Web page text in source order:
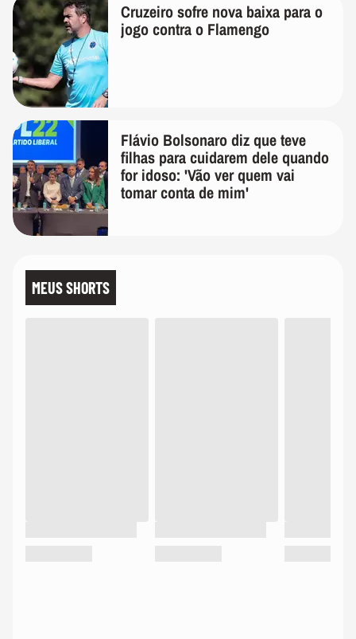
Cruzeiro sofre nova baixa para o
jogo contra o Flamengo
Flávio Bolsonaro diz que teve
filhas para cuidarem dele quando
for idoso: 'Vão ver quem vai
tomar conta de mim'
MEUS SHORTS